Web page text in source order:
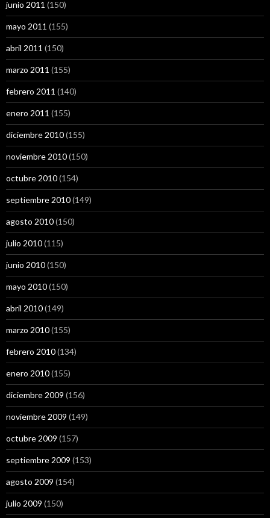
junio 2011 (150)
mayo 2011 (155)
abril 2011 (150)
marzo 2011 (155)
febrero 2011 (140)
enero 2011 (155)
diciembre 2010(155)
noviembre 2010(150)
octubre 2010(154)
septiembre 2010(149)
agosto 2010(150)
julio 2010(115)
junio 2010(150)
mayo 2010(150)
abril 2010(149)
marzo 2010(155)
febrero 2010(134)
enero 2010(155)
diciembre 2009 (156)
noviembre 2009 (149)
octubre 2009 (157)
septiembre 2009 (153)
agosto 2009 (154)
julio 2009 (150)